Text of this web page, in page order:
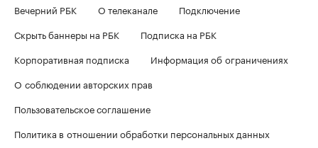
Вечерний РБК
О телеканале
Подключение
Скрыть баннеры на РБК
Подписка на РБК
Корпоративная подписка
Информация об ограничениях
О соблюдении авторских прав
Пользовательское соглашение
Политика в отношении обработки персональных данных